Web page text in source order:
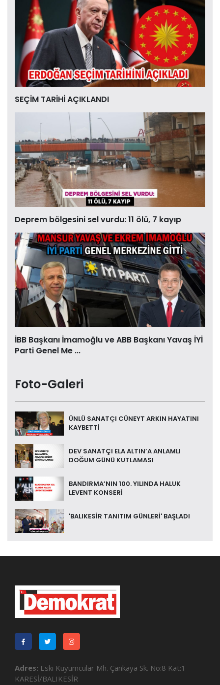
SEÇİM TARİHİ AÇIKLANDI
Deprem bölgesini sel vurdu: 11 ölü, 7 kayıp
İBB Başkanı İmamoğlu ve ABB Başkanı Yavaş İYİ
Parti Genel Me ...
Foto-Galeri
ÜNLÜ SANATÇI CÜNEYT ARKIN HAYATINI
KAYBETTİ
DEV SANATÇI ELA ALTIN’A ANLAMLI
DOĞUM GÜNÜ KUTLAMASI
BANDIRMA’NIN 100. YILINDA HALUK
LEVENT KONSERİ
'BALIKESİR TANITIM GÜNLERİ' BAŞLADI
Adres: Eski Kuyumcular Mh. Çankaya Sk. No:8 Kat:1
KARESİ/BALIKESİR